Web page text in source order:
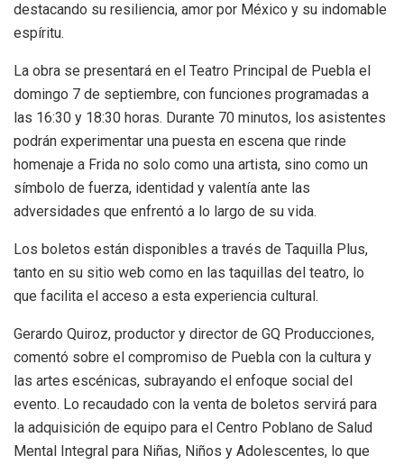
destacando su resiliencia, amor por México y su indomable
espíritu.
La obra se presentará en el Teatro Principal de Puebla el
domingo 7 de septiembre, con funciones programadas a
las 16:30 y 18:30 horas. Durante 70 minutos, los asistentes
podrán experimentar una puesta en escena que rinde
homenaje a Frida no solo como una artista, sino como un
símbolo de fuerza, identidad y valentía ante las
adversidades que enfrentó a lo largo de su vida.
Los boletos están disponibles a través de Taquilla Plus,
tanto en su sitio web como en las taquillas del teatro, lo
que facilita el acceso a esta experiencia cultural.
Gerardo Quiroz, productor y director de GQ Producciones,
comentó sobre el compromiso de Puebla con la cultura y
las artes escénicas, subrayando el enfoque social del
evento. Lo recaudado con la venta de boletos servirá para
la adquisición de equipo para el Centro Poblano de Salud
Mental Integral para Niñas, Niños y Adolescentes, lo que